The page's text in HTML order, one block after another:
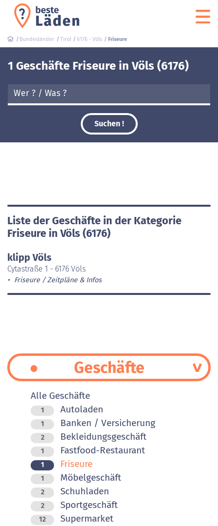
Bundesländer Tirol 6176 - Völs Friseure
1 Geschäfte Friseure in Völs (6176)
Suchen !
Liste der Geschäfte in der Kategorie
Friseure in Völs (6176)
klipp Völs
Cytastraße 1 - 6176 Völs
Friseure Zeitpläne & Infos
Geschäfte
Alle Geschäfte
1 Autoladen
1 Banken / Versicherung
2 Bekleidungsgeschäft
1 Fastfood-Restaurant
1 Friseure
1 Möbelgeschäft
2 Schuhladen
2 Sportgeschäft
12 Supermarket